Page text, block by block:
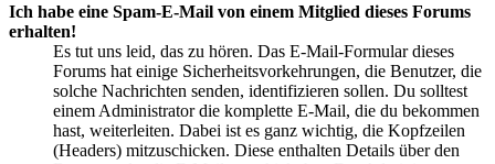
Ich habe eine Spam-E-Mail von einem Mitglied dieses Forums
erhalten!
Es tut uns leid, das zu hören. Das E-Mail-Formular dieses
Forums hat einige Sicherheitsvorkehrungen, die Benutzer, die
solche Nachrichten senden, identifizieren sollen. Du solltest
einem Administrator die komplette E-Mail, die du bekommen
hast, weiterleiten. Dabei ist es ganz wichtig, die Kopfzeilen
(Headers) mitzuschicken. Diese enthalten Details über den